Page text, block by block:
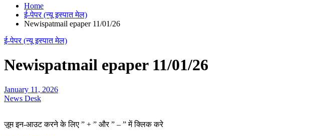
Home
ई-पेपर (न्यू इस्पात मेल)
Newispatmail epaper 11/01/26
ई-पेपर (न्यू इस्पात मेल)
Newispatmail epaper 11/01/26
January 11, 2026
News Desk
ज़ूम इन-आउट करने के लिए ” + ” और ” – ” में क्लिक करे